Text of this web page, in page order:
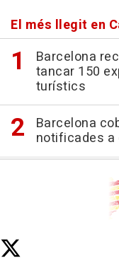
El més llegit en
Barcelona
tancar 150
turístics
Barcelona
notificades